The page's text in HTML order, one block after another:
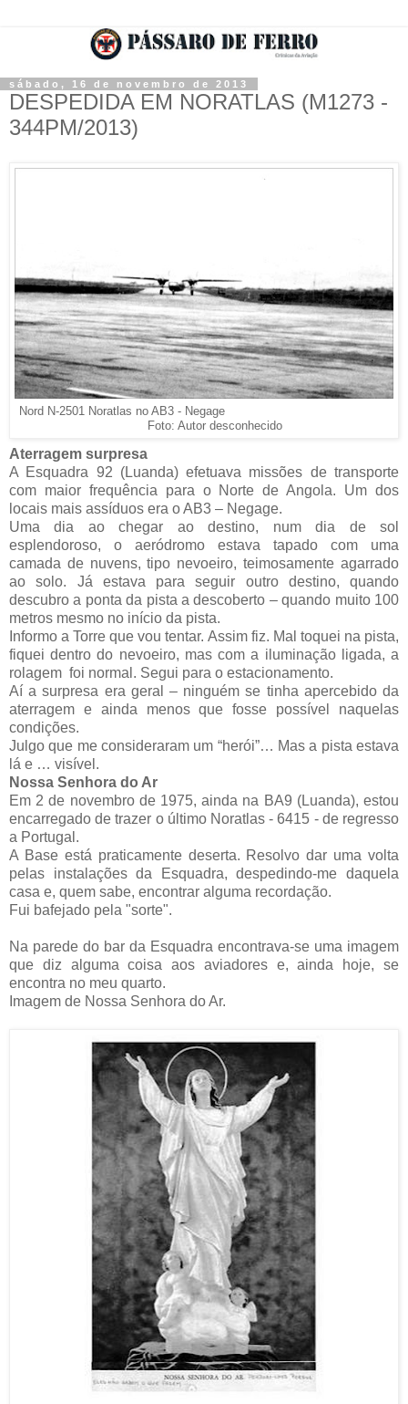
sábado, 16 de novembro de 2013
DESPEDIDA EM NORATLAS (M1273 -
344PM/2013)
Nord N-2501 Noratlas no AB3 - Negage
Foto: Autor desconhecido
Aterragem surpresa
A Esquadra 92 (Luanda) efetuava missões de transporte
com maior frequência para o Norte de Angola. Um dos
locais mais assíduos era o AB3 – Negage.
Uma dia ao chegar ao destino, num dia de sol
esplendoroso, o aeródromo estava tapado com uma
camada de nuvens, tipo nevoeiro, teimosamente agarrado
ao solo. Já estava para seguir outro destino, quando
descubro a ponta da pista a descoberto – quando muito 100
metros mesmo no início da pista.
Informo a Torre que vou tentar. Assim fiz. Mal toquei na pista,
fiquei dentro do nevoeiro, mas com a iluminação ligada, a
rolagem foi normal. Segui para o estacionamento.
Aí a surpresa era geral – ninguém se tinha apercebido da
aterragem e ainda menos que fosse possível naquelas
condições.
Julgo que me consideraram um “herói”… Mas a pista estava
lá e … visível.
Nossa Senhora do Ar
Em 2 de novembro de 1975, ainda na BA9 (Luanda), estou
encarregado de trazer o último Noratlas - 6415 - de regresso
a Portugal.
A Base está praticamente deserta. Resolvo dar uma volta
pelas instalações da Esquadra, despedindo-me daquela
casa e, quem sabe, encontrar alguma recordação.
Fui bafejado pela "sorte".
Na parede do bar da Esquadra encontrava-se uma imagem
que diz alguma coisa aos aviadores e, ainda hoje, se
encontra no meu quarto.
Imagem de Nossa Senhora do Ar.